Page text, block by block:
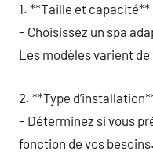
1. **Taille et capacité**
– Choisissez un spa
Les modèles varient de
2. **Type
– Déterminez si vous
fonction de vos besoins.